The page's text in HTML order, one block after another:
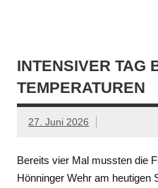
INTENSIVER TAG
TEMPERATUREN
27. Juni 2026
Bereits vier Mal mussten die
Hönninger Wehr am heutigen